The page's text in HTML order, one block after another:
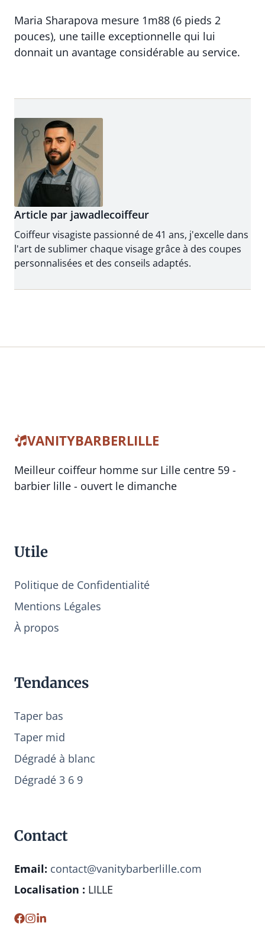
Maria Sharapova mesure 1m88 (6 pieds 2
pouces), une taille exceptionnelle qui lui
donnait un avantage considérable au service.
Article par jawadlecoiffeur
Coiffeur visagiste passionné de 41 ans, j'excelle dans
l'art de sublimer chaque visage grâce à des coupes
personnalisées et des conseils adaptés.
VANITYBARBERLILLE
Meilleur coiffeur homme sur Lille centre 59 -
barbier lille - ouvert le dimanche
Utile
Politique de Confidentialité
Mentions Légales
À propos
Tendances
Taper bas
Taper mid
Dégradé à blanc
Dégradé 3 6 9
Contact
Email: contact@vanitybarberlille.com
Localisation : LILLE